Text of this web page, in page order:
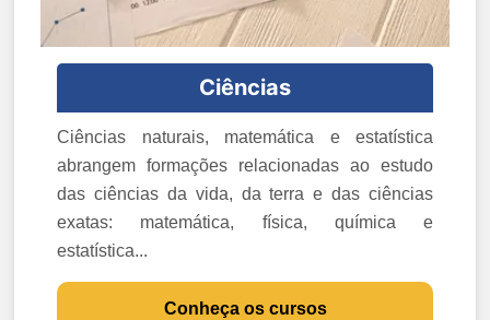
Ciências
Ciências naturais, matemática e estatística
abrangem formações relacionadas ao estudo
das ciências da vida, da terra e das ciências
exatas: matemática, física, química e
estatística...
Conheça os cursos